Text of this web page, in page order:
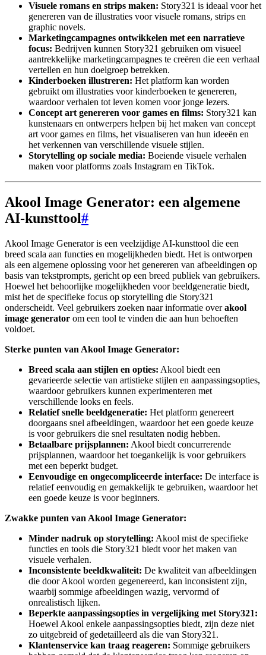
Visuele romans en strips maken: Story321 is ideaal voor het
genereren van de illustraties voor visuele romans, strips en
graphic novels.
Marketingcampagnes ontwikkelen met een narratieve
focus: Bedrijven kunnen Story321 gebruiken om visueel
aantrekkelijke marketingcampagnes te creëren die een verhaal
vertellen en hun doelgroep betrekken.
Kinderboeken illustreren: Het platform kan worden
gebruikt om illustraties voor kinderboeken te genereren,
waardoor verhalen tot leven komen voor jonge lezers.
Concept art genereren voor games en films: Story321 kan
kunstenaars en ontwerpers helpen bij het maken van concept
art voor games en films, het visualiseren van hun ideeën en
het verkennen van verschillende visuele stijlen.
Storytelling op sociale media: Boeiende visuele verhalen
maken voor platforms zoals Instagram en TikTok.
Akool Image Generator: een algemene
AI-kunsttool#
Akool Image Generator is een veelzijdige AI-kunsttool die een
breed scala aan functies en mogelijkheden biedt. Het is ontworpen
als een algemene oplossing voor het genereren van afbeeldingen op
basis van tekstprompts, gericht op een breed publiek van gebruikers.
Hoewel het behoorlijke mogelijkheden voor beeldgeneratie biedt,
mist het de specifieke focus op storytelling die Story321
onderscheidt. Veel gebruikers zoeken naar informatie overakool
image generator om een tool te vinden die aan hun behoeften
voldoet.
Sterke punten van Akool Image Generator:
Breed scala aan stijlen en opties: Akool biedt een
gevarieerde selectie van artistieke stijlen en aanpassingsopties,
waardoor gebruikers kunnen experimenteren met
verschillende looks en feels.
Relatief snelle beeldgeneratie: Het platform genereert
doorgaans snel afbeeldingen, waardoor het een goede keuze
is voor gebruikers die snel resultaten nodig hebben.
Betaalbare prijsplannen: Akool biedt concurrerende
prijsplannen, waardoor het toegankelijk is voor gebruikers
met een beperkt budget.
Eenvoudige en ongecompliceerde interface: De interface is
relatief eenvoudig en gemakkelijk te gebruiken, waardoor het
een goede keuze is voor beginners.
Zwakke punten van Akool Image Generator:
Minder nadruk op storytelling: Akool mist de specifieke
functies en tools die Story321 biedt voor het maken van
visuele verhalen.
Inconsistente beeldkwaliteit: De kwaliteit van afbeeldingen
die door Akool worden gegenereerd, kan inconsistent zijn,
waarbij sommige afbeeldingen wazig, vervormd of
onrealistisch lijken.
Beperkte aanpassingsopties in vergelijking met Story321:
Hoewel Akool enkele aanpassingsopties biedt, zijn deze niet
zo uitgebreid of gedetailleerd als die van Story321.
Klantenservice kan traag reageren: Sommige gebruikers